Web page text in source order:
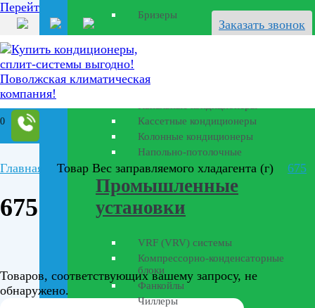
Перейти к содержанию
Заказать звонок
0
Бризеры
Полупромышленные
кондиционеры
Кассетные кондиционеры
Колонные кондиционеры
Напольно-потолочные
Промышленные
установки
VRF (VRV) системы
Компрессорно-конденсаторные
блоки
Фанкойлы
Чиллеры
Главная Товар Вес заправляемого хладагента (г) 675
675
Товаров, соответствующих вашему запросу, не
обнаружено.